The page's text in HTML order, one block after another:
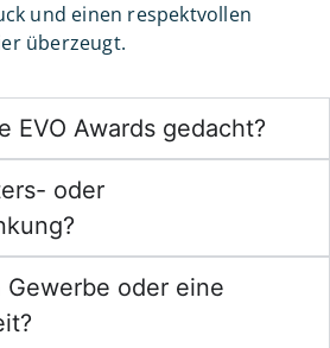
und einen respektvollen
überzeugt.
EVO Awards gedacht?
oder
oder eine